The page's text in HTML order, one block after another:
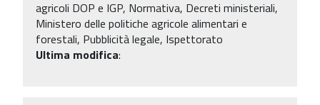
agricoli DOP e IGP, Normativa, Decreti ministeriali,
Ministero delle politiche agricole alimentari e
forestali, Pubblicità legale, Ispettorato
Ultima modifica: